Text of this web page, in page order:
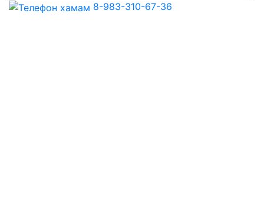
8-983-310-67-36